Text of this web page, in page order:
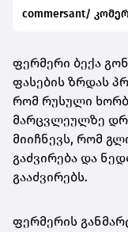
commersant/
ფერმერი ბექა
ფასების ზრდას
რომ რუსული
მარცვლეულზე
მიიჩნევს, რომ
გაძვირება და
გააძვირებს.
ფერმერის